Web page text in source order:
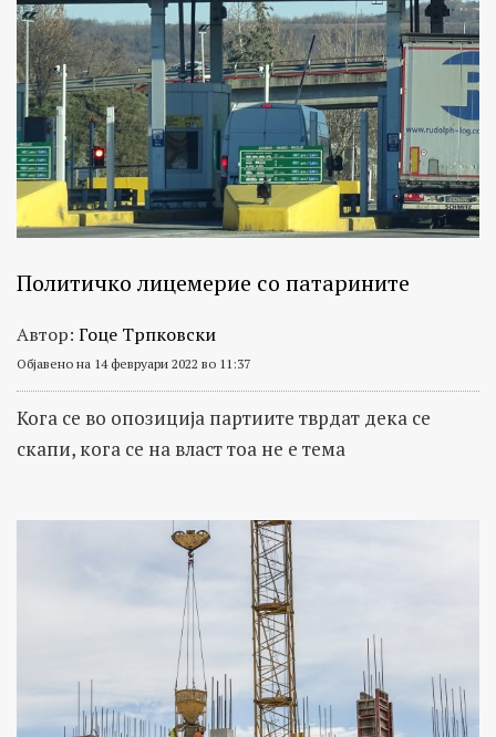
Политичко лицемерие со патарините
Автор: Гоце Трпковски
Објавено на 14 февруари 2022 во 11:37
Кога се во опозиција партиите тврдат дека се
скапи, кога се на власт тоа не е тема